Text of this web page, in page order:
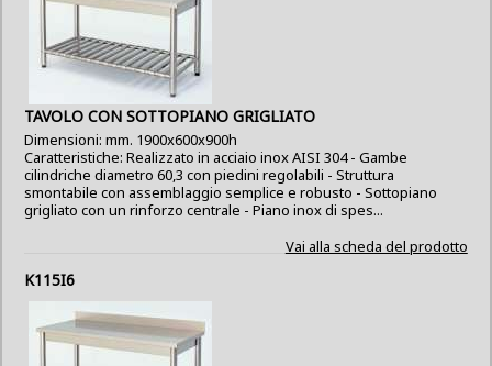
TAVOLO CON SOTTOPIANO GRIGLIATO
Dimensioni: mm. 1900x600x900h
Caratteristiche: Realizzato in acciaio inox AISI 304 - Gambe
cilindriche diametro 60,3 con piedini regolabili - Struttura
smontabile con assemblaggio semplice e robusto - Sottopiano
grigliato con un rinforzo centrale - Piano inox di spes...
Vai alla scheda del prodotto
K115I6